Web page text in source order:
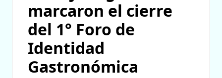
marcaron el cierre
del 1° Foro de
Identidad
Gastronómica